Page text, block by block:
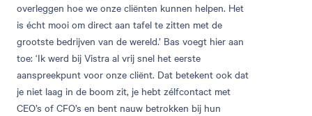
overleggen hoe we onze cliënten kunnen helpen. Het
is écht mooi om direct aan tafel te zitten met de
grootste bedrijven van de wereld.’ Bas voegt hier aan
toe: ‘Ik werd bij Vistra al vrij snel het eerste
aanspreekpunt voor onze cliënt. Dat betekent ook dat
je niet laag in de boom zit, je hebt zélfcontact met
CEO’s of CFO’s en bent nauw betrokken bij hun